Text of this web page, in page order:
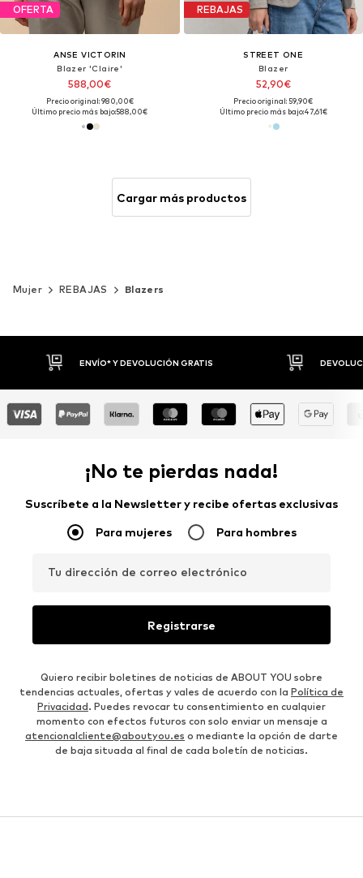
OFERTA
ANSE VICTORIN
Blazer 'Claire'
588,00€
Precio original: 980,00€
Último precio más bajo:588,00€
REBAJAS
STREET ONE
Blazer
52,90€
Precio original: 59,90€
Último precio más bajo:47,61€
Cargar más productos
Mujer REBAJAS Blazers
DEVOLUCIONES HASTA 30 DÍAS
¡No te pierdas nada!
Suscríbete a la Newsletter y recibe ofertas exclusivas
Para mujeres Para hombres
Tu dirección de correo electrónico
Registrarse
Quiero recibir boletines de noticias de ABOUT YOU sobre
tendencias actuales, ofertas y vales de acuerdo con la Política de
Privacidad. Puedes revocar tu consentimiento en cualquier
momento con efectos futuros con solo enviar un mensaje a
atencionalcliente@aboutyou.es o mediante la opción de darte
de baja situada al final de cada boletín de noticias.